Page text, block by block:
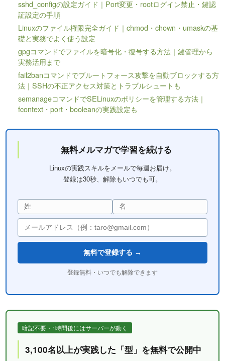
sshd_configの設定ガイド｜Port変更・rootログイン禁止・鍵認
証設定の手順
Linuxのファイル権限完全ガイド｜chmod・chown・umaskの基
礎と実務でよく使う設定
gpgコマンドでファイルを暗号化・復号する方法｜鍵管理から
実務活用まで
fail2banコマンドでブルートフォース攻撃を自動ブロックする方
法｜SSHの不正アクセス対策とトラブルシュートも
semanageコマンドでSELinuxのポリシーを管理する方法｜
fcontext・port・booleanの実践設定も
無料メルマガで学習を続ける
Linuxの実践スキルをメールで毎週お届け。
登録は30秒、解除もいつでも可。
無料で登録する →
登録無料・いつでも解除できます
暗記不要・1時間後にはサーバーが動く
3,100名以上が実践した「型」を無料で公開中